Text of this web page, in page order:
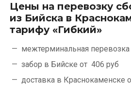
Цены на перевозку
из Бийска в
тарифу «Гибкий»
межтерминальная перевозка
забор в Бийске от 406 руб
доставка в Краснокаменске